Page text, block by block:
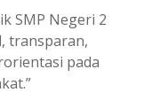
SMP Negeri 2
transparan,
pada